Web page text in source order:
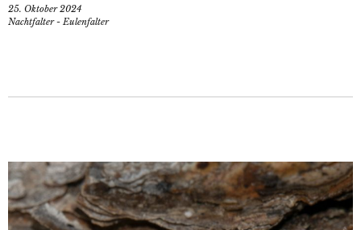
25. Oktober 2024
Nachtfalter - Eulenfalter